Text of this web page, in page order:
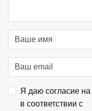
Я даю согласие
в соответствии с